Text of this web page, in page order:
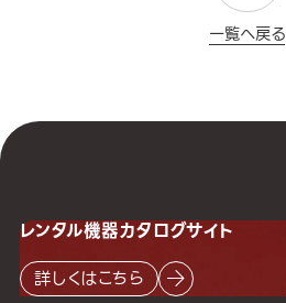
一覧へ戻る
レンタル機器カタログサイト
詳しくはこちら